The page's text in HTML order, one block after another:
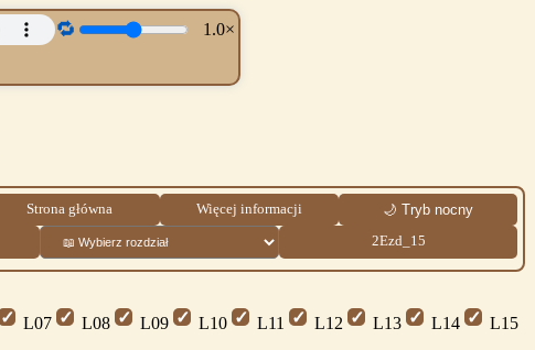
🔁
1.0×
Strona główna Więcej informacji 🌙 Tryb nocny
2Ezd_15
L07 L08 L09 L10 L11 L12 L13 L14 L15